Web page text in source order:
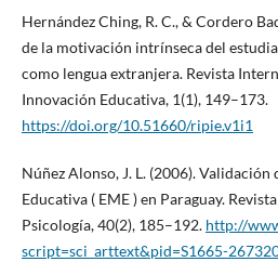
Hernández Ching, R. C., & Cordero
de la motivación intrínseca del
como lengua extranjera. Revista
Innovación Educativa, 1(1), 149–173.
https://doi.org/10.51660/ripie.v1i1
Núñez Alonso, J. L. (2006).
Educativa ( EME ) en Paraguay.
Psicología, 40(2), 185–192. http://
script=sci_arttext&pid=S1665-